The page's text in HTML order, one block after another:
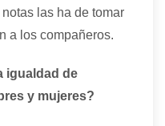
las ha de tomar
a los compañeros.
igualdad de
y mujeres?